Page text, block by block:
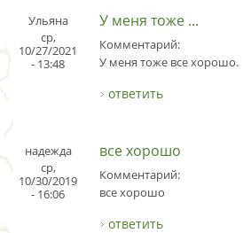
Ульяна
ср,
10/27/2021
- 13:48
У меня тоже ...
Комментарий:
У меня тоже все хорошо.
ответить
надежда
ср,
10/30/2019
- 16:06
все хорошо
Комментарий:
все хорошо
ответить